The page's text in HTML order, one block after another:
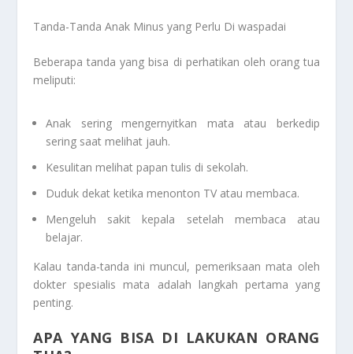
Tanda-Tanda Anak Minus yang Perlu Di waspadai
Beberapa tanda yang bisa di perhatikan oleh orang tua
meliputi:
Anak sering mengernyitkan mata atau berkedip
sering saat melihat jauh.
Kesulitan melihat papan tulis di sekolah.
Duduk dekat ketika menonton TV atau membaca.
Mengeluh sakit kepala setelah membaca atau
belajar.
Kalau tanda-tanda ini muncul, pemeriksaan mata oleh
dokter spesialis mata adalah langkah pertama yang
penting.
APA YANG BISA DI LAKUKAN ORANG